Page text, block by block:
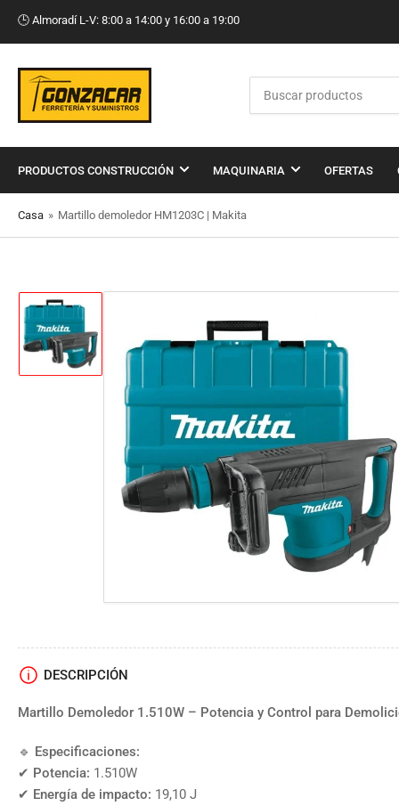
🕒​ Almoradí L-V: 8:00 a 14:00 y 16:00 a 19:00
productos
PRODUCTOS CONSTRUCCIÓN MAQUINARIA OFERTAS
Casa » Martillo demoledor HM1203C | Makita
Cargar
imagen
1
en
DESCRIPCIÓN
Martillo Demoledor 1.510W – Potencia y Control para
🔹 Especificaciones:
✔ Potencia: 1.510W
✔ Energía de impacto: 19,10 J